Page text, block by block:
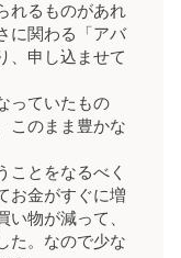
れるものがあれ
に関わる「アバ
、申し込ませて
っていたもの
このまま豊かな
ことをなるべく
お金がすぐに増
い物が減って、
た。なので少な